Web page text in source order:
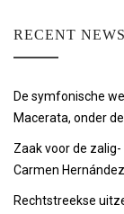
RECENT NEWS
De symfonische
Macerata, onder
Zaak voor de
Carmen Hernández
Rechtstreekse